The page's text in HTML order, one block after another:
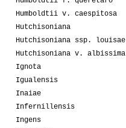
Humboldtii v. caespitosa
Hutchisoniana
Hutchisoniana ssp. louisae
Hutchisoniana v. albissima
Ignota
Igualensis
Inaiae
Infernillensis
Ingens